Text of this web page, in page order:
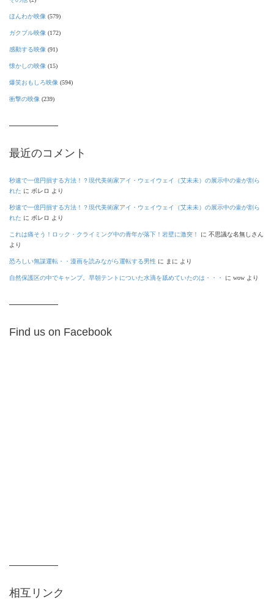
ほんわか映像 (579)
ガクブル映像 (172)
感動する映像 (91)
懐かしの映像 (15)
爆笑おもしろ映像 (594)
衝撃の映像 (239)
最近のコメント
秒速で一億円損する方法！？現代美術家アイ・ウェイウェイ（艾未未）の展示中の壷が割ら
れた に ボレロ より
秒速で一億円損する方法！？現代美術家アイ・ウェイウェイ（艾未未）の展示中の壷が割ら
れた に ボレロ より
これは痛そう！ロック・クライミング中の青年が落下！岩壁に激突！ に 不思議な名無しさん
より
恐ろしい無謀運転・・漫画を読みながら運転する男性 に まに より
自然保護区の中でキャンプ。早朝テントについた水滴を舐めていたのは・・・ に wow より
Find us on Facebook
相互リンク